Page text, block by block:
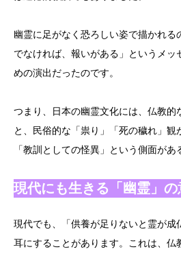
幽霊に足がなく恐ろしい姿で描かれ
でなければ、報いがある」というメッ
めの演出だったのです。
つまり、日本の幽霊文化には、仏教的
と、民俗的な「祟り」「死の穢れ」観
「教訓としての怪異」という側面があ
現代にも生きる「幽霊」の
現代でも、「供養が足りないと霊が成
耳にすることがあります。これは、仏